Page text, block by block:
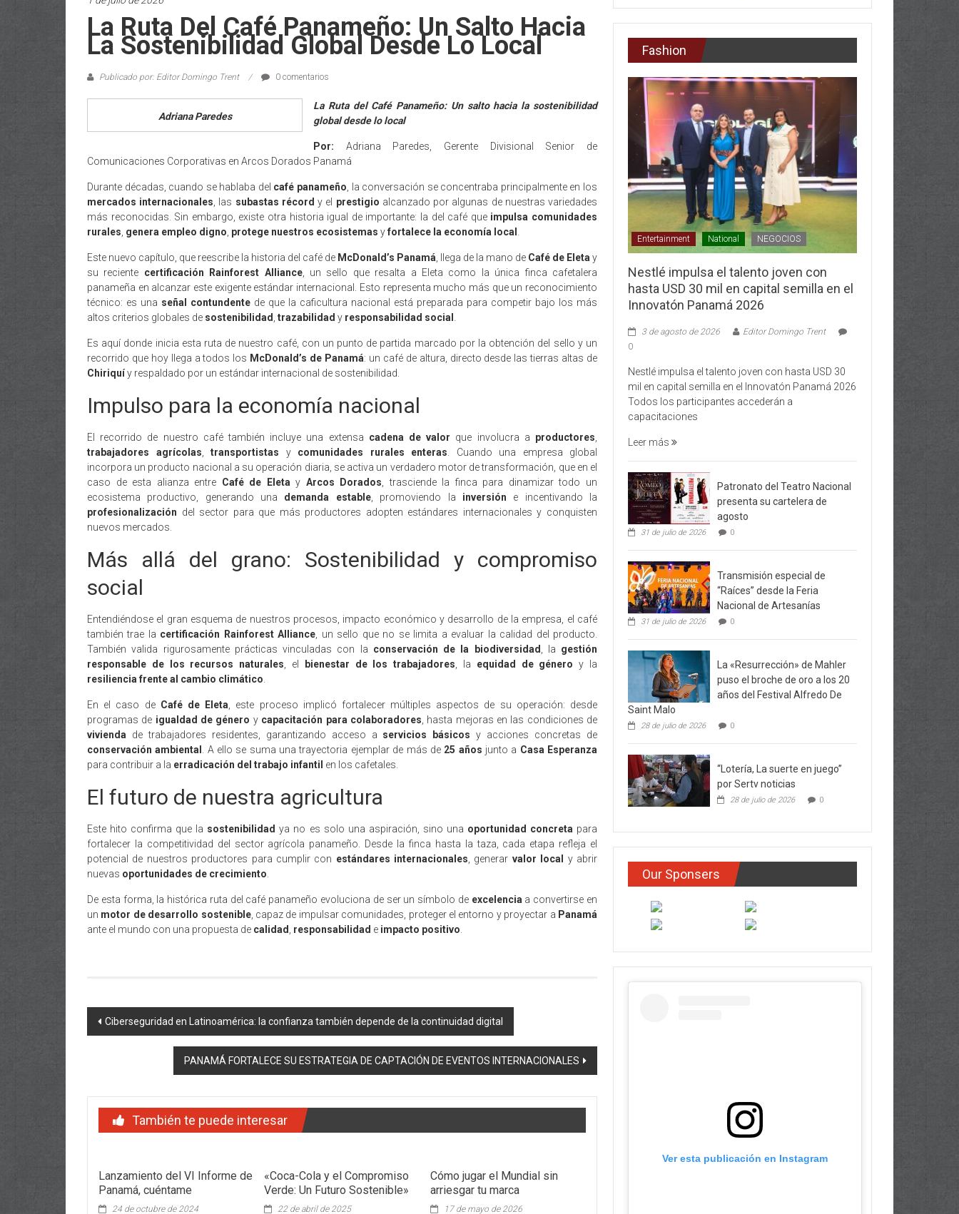
La Ruta Del Café Panameño: Un Salto Hacia
La Sostenibilidad Global Desde Lo Local
Publicado por: Editor Domingo Trent 0 comentarios
Adriana Paredes
La Ruta del Café Panameño: Un salto hacia la sostenibilidad
global desde lo local
Por: Adriana Paredes, Gerente Divisional Senior de
Comunicaciones Corporativas en Arcos Dorados Panamá
Durante décadas, cuando se hablaba del café panameño , la conversación se concentraba principalmente en los
mercados internacionales , las subastas récord y el prestigio alcanzado por algunas de nuestras variedades
más reconocidas. Sin embargo, existe otra historia igual de importante: la del café que impulsa comunidades
rurales genera empleo digno protege nuestros ecosistemas yfortalece la economía local
Este nuevo capítulo, que reescribe la historia del café de McDonald’s Panamá , llega de la mano de Café de Eleta y
su reciente certificación Rainforest Alliance, un sello que resalta a Eleta como la única finca cafetalera
panameña en alcanzar este exigente estándar internacional. Esto representa mucho más que un reconocimiento
técnico: es una señal contundente de que la caficultura nacional está preparada para competir bajo los más
altos criterios globales de sostenibilidad trazabilidad y responsabilidad social
Es aquí donde inicia esta ruta de nuestro café, con un punto de partida marcado por la obtención del sello y un
recorrido que hoy llega a todos los McDonald’s de Panamá: un café de altura, directo desde las tierras altas de
Chiriquíy respaldado por un estándar internacional de sostenibilidad.
Impulso para la economía nacional
El recorrido de nuestro café también incluye una extensa cadena de valor que involucra a productores
trabajadores agrícolas
transportistas y comunidades rurales enteras . Cuando una empresa global
incorpora un producto nacional a su operación diaria, se activa un verdadero motor de transformación, que en el
caso de esta alianza entre Café de Eleta y Arcos Dorados , trasciende la finca para dinamizar todo un
ecosistema productivo, generando una demanda estable, promoviendo la inversión e incentivando la
profesionalización del sector para que más productores adopten estándares internacionales y conquisten
nuevos mercados.
Más allá del grano: Sostenibilidad y compromiso
social
Entendiéndose el gran esquema de nuestros procesos, impacto económico y desarrollo de la empresa, el café
también trae la certificación Rainforest Alliance , un sello que no se limita a evaluar la calidad del producto.
También valida rigurosamente prácticas vinculadas con la conservación de la biodiversidad , la gestión
responsable de los recursos naturales , el bienestar de los trabajadores , la equidad de género y la
resiliencia frente al cambio climático
En el caso de Café de Eleta , este proceso implicó fortalecer múltiples aspectos de su operación: desde
programas de igualdad de género y capacitación para colaboradores , hasta mejoras en las condiciones de
vivienda de trabajadores residentes, garantizando acceso a servicios básicos y acciones concretas de
conservación ambiental
. A ello se suma una trayectoria ejemplar de más de 25 años junto a Casa Esperanza
para contribuir a la erradicación del trabajo infantil en los cafetales.
El futuro de nuestra agricultura
Este hito confirma que la sostenibilidad ya no es solo una aspiración, sino una oportunidad concreta para
fortalecer la competitividad del sector agrícola panameño. Desde la finca hasta la taza, cada etapa refleja el
potencial de nuestros productores para cumplir con estándares internacionales , generar valor local
y abrir
nuevas oportunidades de crecimiento
De esta forma, la histórica ruta del café panameño evoluciona de ser un símbolo de excelencia a convertirse en
un motor de desarrollo sostenible, capaz de impulsar comunidades, proteger el entorno y proyectar a Panamá
ante el mundo con una propuesta de calidad responsabilidad e impacto positivo
Navegación
Ciberseguridad en Latinoamérica: la confianza también depende de la continuidad digital
PANAMÁ FORTALECE SU ESTRATEGIA DE CAPTACIÓN DE EVENTOS INTERNACIONALES
También te puede interesar
Lanzamiento del VI Informe de
Panamá, cuéntame
24 de octubre de 2024
«Coca-Cola y el Compromiso
Verde: Un Futuro Sostenible»
22 de abril de 2025
Cómo jugar el Mundial sin
arriesgar tu marca
17 de mayo de 2026
Fashion
Entertainment National NEGOCIOS
Nestlé impulsa el talento joven con
hasta USD 30 mil en capital semilla en el
Innovatón Panamá 2026
3 de agosto de 2026
Editor Domingo Trent
0
Nestlé impulsa el talento joven con hasta USD 30
mil en capital semilla en el Innovatón Panamá 2026
Todos los participantes accederán a
capacitaciones
Leer más
Patronato del Teatro Nacional
presenta su cartelera de
agosto
31 de julio de 2026 0
Transmisión especial de
“Raíces” desde la Feria
Nacional de Artesanías
31 de julio de 2026 0
La «Resurrección» de Mahler
puso el broche de oro a los 20
años del Festival Alfredo De
Saint Malo
28 de julio de 2026 0
“Lotería, La suerte en juego”
por Sertv noticias
28 de julio de 2026 0
Our Sponsers
Ver esta publicación en Instagram